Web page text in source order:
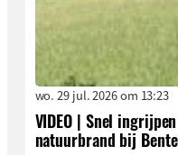
wo. 29 jul. 2026 om 13:23
VIDEO | Snel
natuurbrand bij